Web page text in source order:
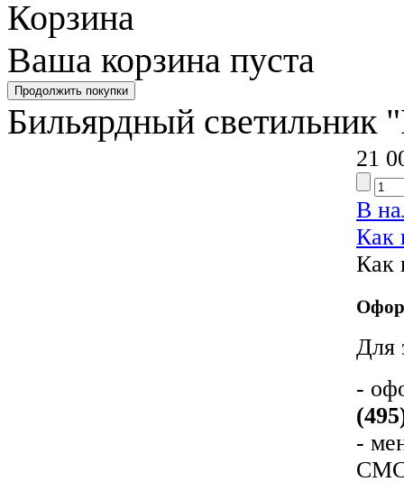
Корзина
Ваша корзина пуста
Бильярдный светильник
21
В
Как
Как
Для
-
-